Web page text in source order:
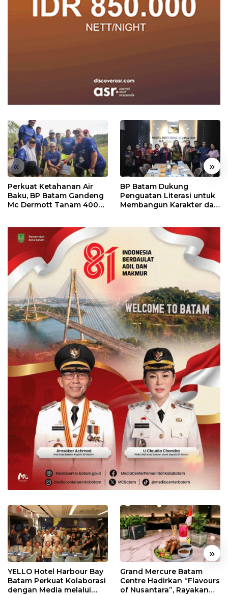
« »
Perkuat Ketahanan Air
Baku, BP Batam Gandeng
Mc Dermott Tanam 400
BP Batam Dukung
Penguatan Literasi untuk
Membangun Karakter dan
« »
YELLO Hotel Harbour Bay
Batam Perkuat Kolaborasi
dengan Media melalui
Grand Mercure Batam
Centre Hadirkan “Flavours
of Nusantara”, Rayakan